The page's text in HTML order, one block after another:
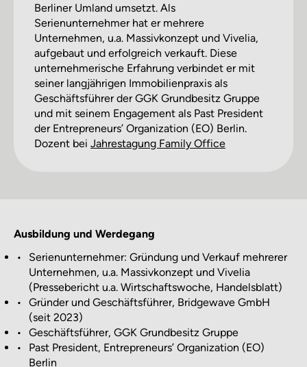
Berliner Umland umsetzt. Als
Serienunternehmer hat er mehrere
Unternehmen, u.a. Massivkonzept und Vivelia,
aufgebaut und erfolgreich verkauft. Diese
unternehmerische Erfahrung verbindet er mit
seiner langjährigen Immobilienpraxis als
Geschäftsführer der GGK Grundbesitz Gruppe
und mit seinem Engagement als Past President
der Entrepreneurs’ Organization (EO) Berlin.
Dozent bei Jahres­tagung Family Office
Ausbildung und Werdegang
•
Serienunternehmer: Gründung und Verkauf mehrerer
Unternehmen, u.a. Massivkonzept und Vivelia
(Pressebericht u.a. Wirtschaftswoche, Handelsblatt)
•
Gründer und Geschäftsführer, Bridgewave GmbH
(seit 2023)
•
Geschäftsführer, GGK Grundbesitz Gruppe
•
Past President, Entrepreneurs’ Organization (EO)
Berlin